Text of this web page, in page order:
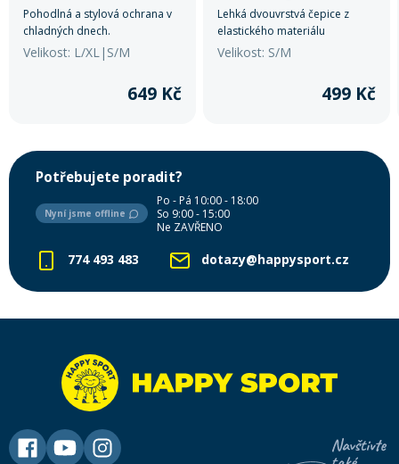
Pohodlná a stylová ochrana v
chladných dnech.
Velikost: L/XL|S/M
649 Kč
Lehká dvouvrstvá čepice z
elastického materiálu
QuatroFLEX s reflexními prvky.
Velikost: S/M
499 Kč
Potřebujete poradit?
Nyní jsme offline
Po - Pá 10:00 - 18:00
So 9:00 - 15:00
Ne ZAVŘENO
774 493 483 dotazy@happysport.cz